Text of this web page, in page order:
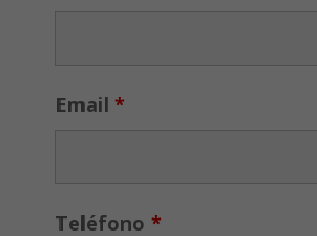
Email *
Teléfono *